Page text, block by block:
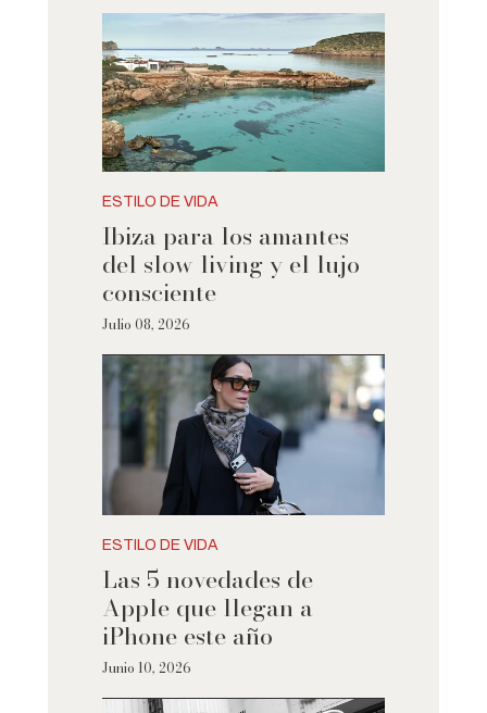
ESTILO DE VIDA
Ibiza para los amantes
del slow living y el lujo
consciente
Julio 08, 2026
ESTILO DE VIDA
Las 5 novedades de
Apple que llegan a
iPhone este año
Junio 10, 2026